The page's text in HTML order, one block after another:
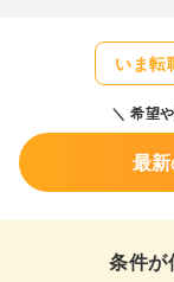
いま転
希望
最
条件が